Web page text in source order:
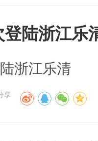
登陆浙江乐
浙江乐清
享